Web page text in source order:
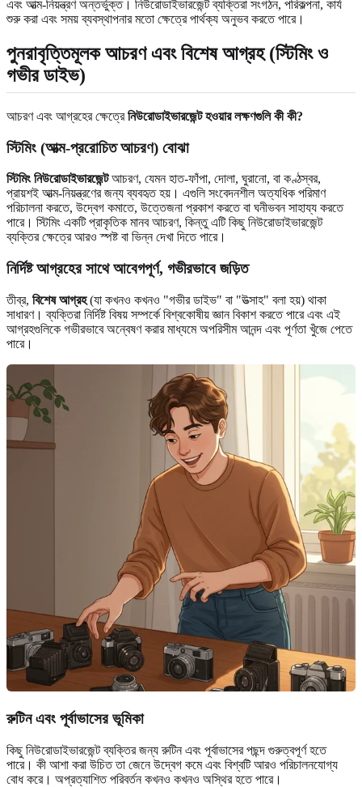
এবং আত্ম-নিয়ন্ত্রণ অন্তর্ভুক্ত। নিউরোডাইভারজেন্ট ব্যক্তিরা সংগঠন, পরিকল্পনা, কার্য
শুরু করা এবং সময় ব্যবস্থাপনার মতো ক্ষেত্রে পার্থক্য অনুভব করতে পারে।
পুনরাবৃত্তিমূলক আচরণ এবং বিশেষ আগ্রহ (স্টিমিং ও
গভীর ডাইভ)
আচরণ এবং আগ্রহের ক্ষেত্রেনিউরোডাইভারজেন্ট হওয়ার লক্ষণগুলি কী কী?
স্টিমিং (আত্ম-প্ররোচিত আচরণ) বোঝা
স্টিমিং নিউরোডাইভারজেন্টআচরণ, যেমন হাত-ফাঁপা, দোলা, ঘুরানো, বা কণ্ঠস্বর,
প্রায়শই আত্ম-নিয়ন্ত্রণের জন্য ব্যবহৃত হয়। এগুলি সংবেদনশীল অত্যধিক পরিমাণ
পরিচালনা করতে, উদ্বেগ কমাতে, উত্তেজনা প্রকাশ করতে বা ঘনীভবন সাহায্য করতে
পারে। স্টিমিং একটি প্রাকৃতিক মানব আচরণ, কিন্তু এটি কিছু নিউরোডাইভারজেন্ট
ব্যক্তির ক্ষেত্রে আরও স্পষ্ট বা ভিন্ন দেখা দিতে পারে।
নির্দিষ্ট আগ্রহের সাথে আবেগপূর্ণ, গভীরভাবে জড়িত
তীব্র, বিশেষ আগ্রহ(যা কখনও কখনও "গভীর ডাইভ" বা "উত্সাহ" বলা হয়) থাকা
সাধারণ। ব্যক্তিরা নির্দিষ্ট বিষয় সম্পর্কে বিশ্বকোষীয় জ্ঞান বিকাশ করতে পারে এবং এই
আগ্রহগুলিকে গভীরভাবে অন্বেষণ করার মাধ্যমে অপরিসীম আনন্দ এবং পূর্ণতা খুঁজে পেতে
পারে।
রুটিন এবং পূর্বাভাসের ভূমিকা
কিছু নিউরোডাইভারজেন্ট ব্যক্তির জন্য রুটিন এবং পূর্বাভাসের পছন্দ গুরুত্বপূর্ণ হতে
পারে। কী আশা করা উচিত তা জেনে উদ্বেগ কমে এবং বিশ্বটি আরও পরিচালনযোগ্য
বোধ করে। অপ্রত্যাশিত পরিবর্তন কখনও কখনও অস্থির হতে পারে।